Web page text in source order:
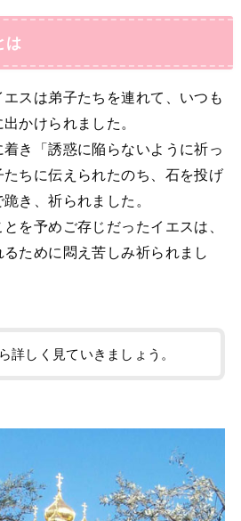
は
スは弟子たちを連れて、いつも
かけられました。
き「誘惑に陥らないように祈っ
ちに伝えられたのち、石を投げ
き、祈られました。
を予めご存じだったイエスは、
ために悶え苦しみ祈られまし
詳しく見ていきましょう。